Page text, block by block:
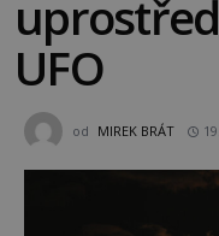
UFO
od MIREK BRÁT